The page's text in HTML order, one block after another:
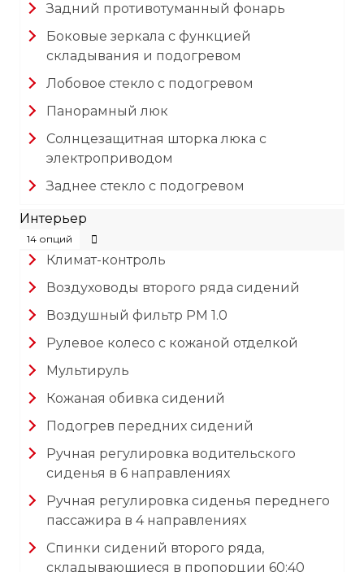
Задний противотуманный фонарь
Боковые зеркала с функцией
складывания и подогревом
Лобовое стекло с подогревом
Панорамный люк
Солнцезащитная шторка люка с
электроприводом
Заднее стекло с подогревом
Интерьер
14 опций
Климат-контроль
Воздуховоды второго ряда сидений
Воздушный фильтр PM 1.0
Рулевое колесо с кожаной отделкой
Мультируль
Кожаная обивка сидений
Подогрев передних сидений
Ручная регулировка водительского
сиденья в 6 направлениях
Ручная регулировка сиденья переднего
пассажира в 4 направлениях
Спинки сидений второго ряда,
складывающиеся в пропорции 60:40